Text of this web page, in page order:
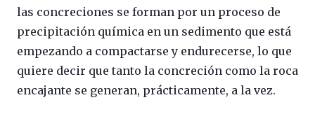
las concreciones se forman por un proceso de
precipitación química en un sedimento que está
empezando a compactarse y endurecerse, lo que
quiere decir que tanto la concreción como la roca
encajante se generan, prácticamente, a la vez.